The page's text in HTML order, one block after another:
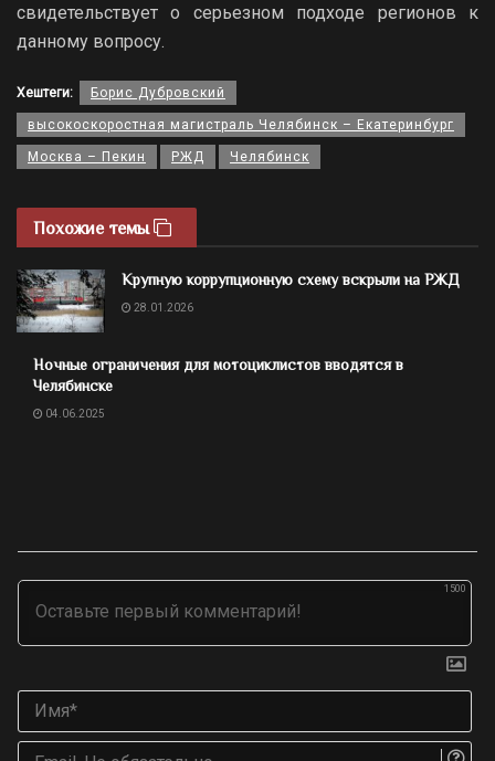
свидетельствует о серьезном подходе регионов к
данному вопросу.
Хештеги: Борис Дубровский
высокоскоростная магистраль Челябинск – Екатеринбург
Москва – Пекин РЖД Челябинск
Похожие темы
Крупную коррупционную схему вскрыли на РЖД
28.01.2026
Ночные ограничения для мотоциклистов вводятся в
Челябинске
04.06.2025
1500